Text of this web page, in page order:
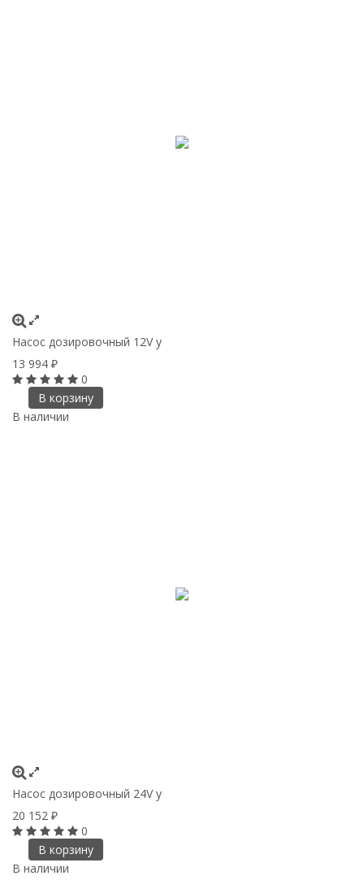
Насос дозировочный 12V у
13 994 ₽
0
В корзину
В наличии
Насос дозировочный 24V у
20 152 ₽
0
В корзину
В наличии